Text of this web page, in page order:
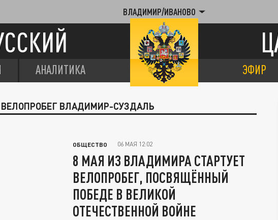
ВЛАДИМИР/ИВАНОВО
АНАЛИТИКА ЭФИР
ВЛАДИМИР-СУЗДАЛЬ
ОБЩЕСТВО 06 МАЯ 12:02
8 МАЯ ИЗ ВЛАДИМИРА СТАРТУЕТ
ВЕЛОПРОБЕГ, ПОСВЯЩЁННЫЙ
ПОБЕДЕ В ВЕЛИКОЙ
ОТЕЧЕСТВЕННОЙ ВОЙНЕ